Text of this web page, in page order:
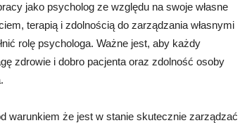
jako psycholog ze względu na swoje własne
terapią i zdolnością do zarządzania własnymi
rolę psychologa. Ważne jest, aby każdy
zdrowie i dobro pacjenta oraz zdolność osoby
warunkiem że jest w stanie skutecznie zarządzać